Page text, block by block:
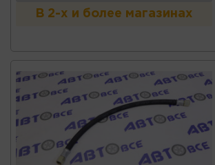
В 2-х и более магазинах